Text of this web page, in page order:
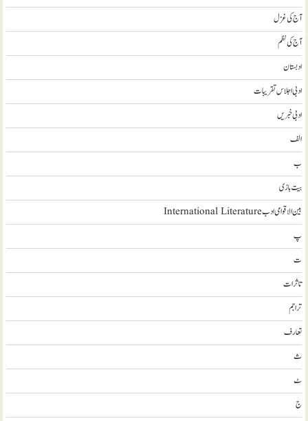
آج کی غزل
آج کی نظم
ادبستان
ادبی اجلاس تقریبات
ادبی خبریں
الف
ب
بیت بازی
بین الاقوامی ادب International Literature
پ
ت
تاثرات
تراجم
تعارف
ث
ٹ
ج